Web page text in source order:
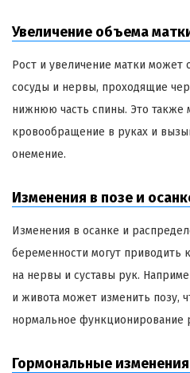
Увеличение объема
Рост и увеличение матки может
сосуды и нервы, проходящие
нижнюю часть спины. Это также
кровообращение в руках и
онемение.
Изменения в позе и
Изменения в осанке и
беременности могут приводить
на нервы и суставы рук.
и живота может изменить позу,
нормальное функционирование
Гормональные изменения